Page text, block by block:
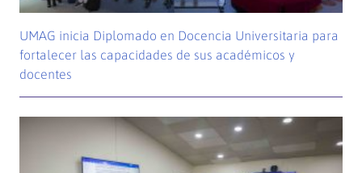
UMAG inicia Diplomado en Docencia Universitaria para
fortalecer las capacidades de sus académicos y
docentes